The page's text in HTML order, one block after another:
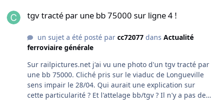
tgv tracté par une bb 75000 sur ligne 4 !
un sujet a été posté par cc72077dans Actualité
ferroviaire générale
Sur railpictures.net j'ai vu une photo d'un tgv tracté par
une bb 75000. Cliché pris sur le viaduc de Longueville
sens impair le 28/04. Qui aurait une explication sur
cette particularité ? Et l'attelage bb/tgv ? Il n'y a pas de